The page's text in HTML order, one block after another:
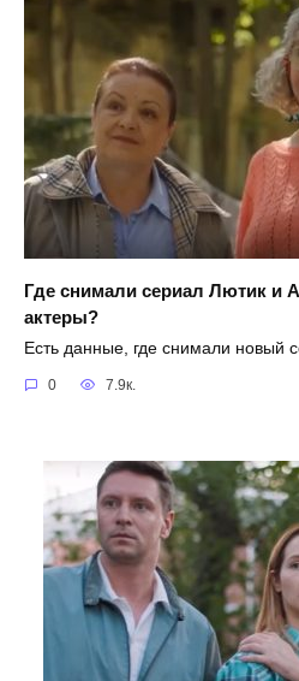
Где снимали сериал Лютик и
актеры?
Есть данные, где снимали новый
0 7.9к.